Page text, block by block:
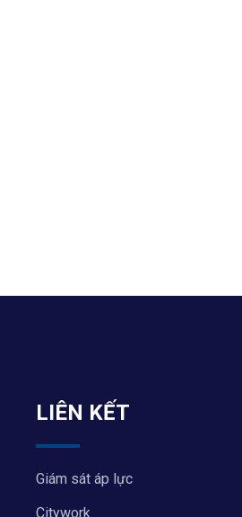
LIÊN KẾT
Giám sát áp lực
Citywork